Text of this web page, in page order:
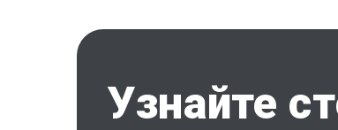
Узнайте